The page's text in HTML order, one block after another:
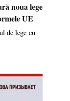
noua lege
UE
de lege cu